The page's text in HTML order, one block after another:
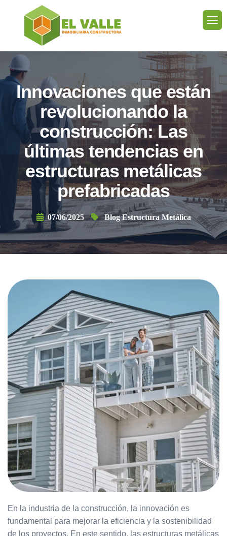
Innovaciones que están
revolucionando la
construcción: Las
últimas tendencias en
estructuras metálicas
prefabricadas
07/06/2025 Blog Estructura Metálica
En la industria de la construcción, la innovación es
fundamental para mejorar la eficiencia y la sostenibilidad
de los proyectos. En este sentido, las estructuras metálicas